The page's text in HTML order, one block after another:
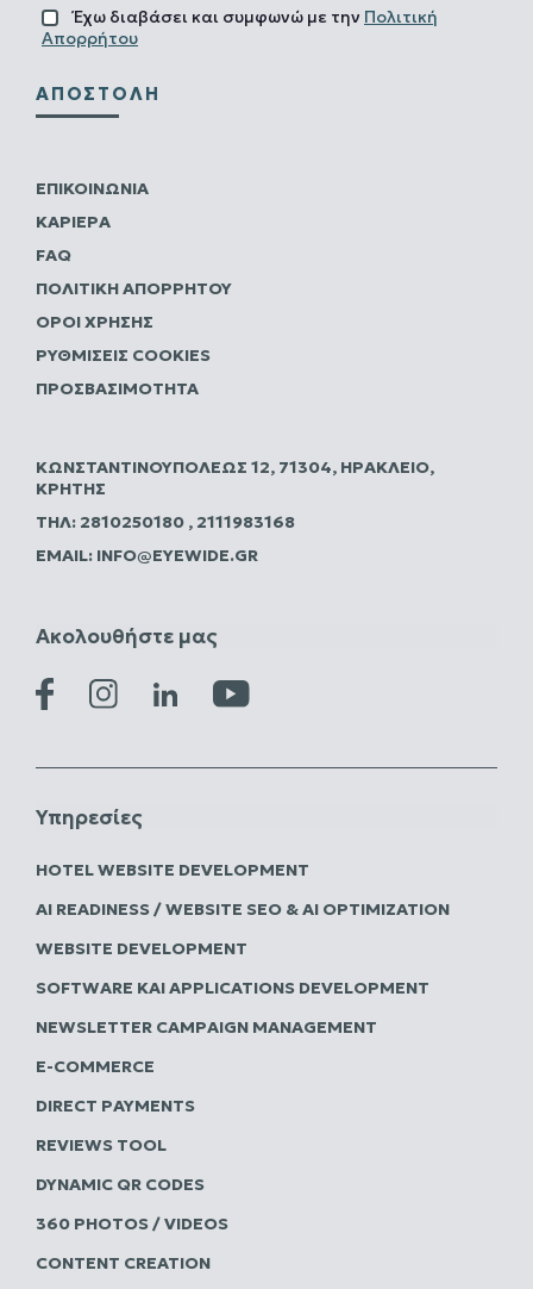
Έχω διαβάσει και συμφωνώ με την Πολιτική
Απορρήτου
ΑΠΟΣΤΟΛΉ
ΕΠΙΚΟΙΝΩΝΊΑ
ΚΑΡΙΈΡΑ
FAQ
ΠΟΛΙΤΙΚΗ ΑΠΟΡΡΗΤΟΥ
ΌΡΟΙ ΧΡΉΣΗΣ
ΡΥΘΜΊΣΕΙΣ COOKIES
ΠΡΟΣΒΑΣΙΜΌΤΗΤΑ
ΚΩΝΣΤΑΝΤΙΝΟΥΠΌΛΕΩΣ 12, 71304, ΗΡΆΚΛΕΙΟ,
ΚΡΉΤΗΣ
ΤΗΛ: 2810250180 , 2111983168
EMAIL: INFO@EYEWIDE.GR
Ακολουθήστε μας
Υπηρεσίες
HOTEL WEBSITE DEVELOPMENT
AI READINESS / WEBSITE SEO & AI OPTIMIZATION
WEBSITE DEVELOPMENT
SOFTWARE ΚΑΙ APPLICATIONS DEVELOPMENT
NEWSLETTER CAMPAIGN MANAGEMENT
E-COMMERCE
DIRECT PAYMENTS
REVIEWS TOOL
DYNAMIC QR CODES
360 PHOTOS / VIDEOS
CONTENT CREATION